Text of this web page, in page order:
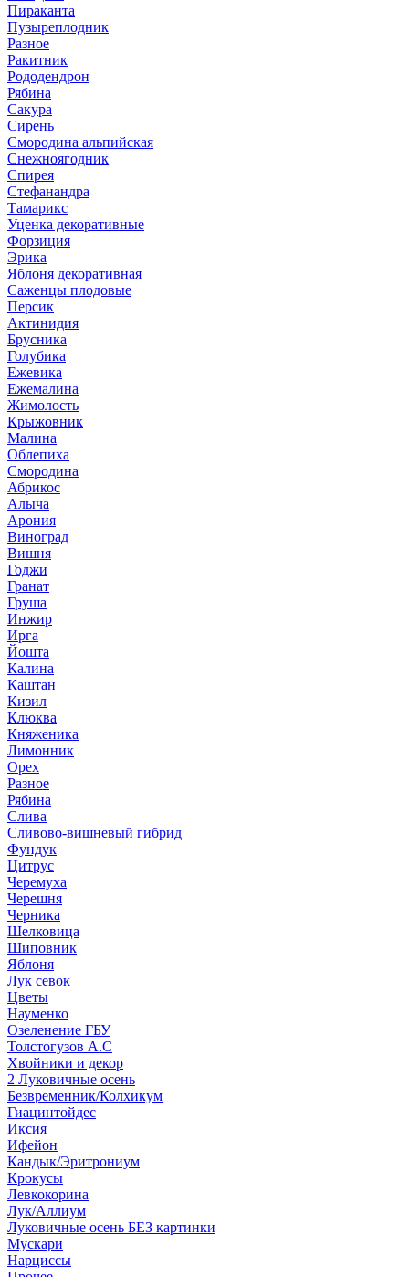
Пираканта
Пузыреплодник
Разное
Ракитник
Рододендрон
Рябина
Сакура
Сирень
Смородина альпийская
Снежноягодник
Спирея
Стефанандра
Тамарикс
Уценка декоративные
Форзиция
Эрика
Яблоня декоративная
Саженцы плодовые
Персик
Актинидия
Брусника
Голубика
Ежевика
Ежемалина
Жимолость
Крыжовник
Малина
Облепиха
Смородина
Абрикос
Алыча
Арония
Виноград
Вишня
Годжи
Гранат
Груша
Инжир
Ирга
Йошта
Калина
Каштан
Кизил
Клюква
Княженика
Лимонник
Орех
Разное
Рябина
Слива
Сливово-вишневый гибрид
Фундук
Цитрус
Черемуха
Черешня
Черника
Шелковица
Шиповник
Яблоня
Лук севок
Цветы
Науменко
Озеленение ГБУ
Толстогузов А.С
Хвойники и декор
2 Луковичные осень
Безвременник/Колхикум
Гиацинтойдес
Иксия
Ифейон
Кандык/Эритрониум
Крокусы
Левкокорина
Лук/Аллиум
Луковичные осень БЕЗ картинки
Мускари
Нарциссы